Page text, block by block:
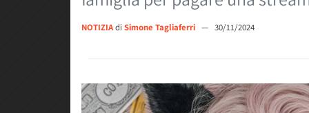
NOTIZIAdi Simone Tagliaferri — 30/11/2024